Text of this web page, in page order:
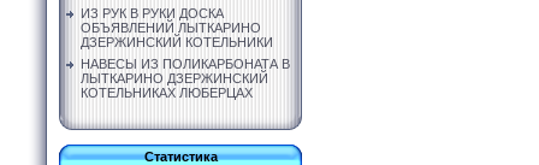
ИЗ РУК В РУКИ ДОСКА
ОБЪЯВЛЕНИЙ ЛЫТКАРИНО
ДЗЕРЖИНСКИЙ КОТЕЛЬНИКИ
НАВЕСЫ ИЗ ПОЛИКАРБОНАТА В
ЛЫТКАРИНО ДЗЕРЖИНСКИЙ
КОТЕЛЬНИКАХ ЛЮБЕРЦАХ
Статистика